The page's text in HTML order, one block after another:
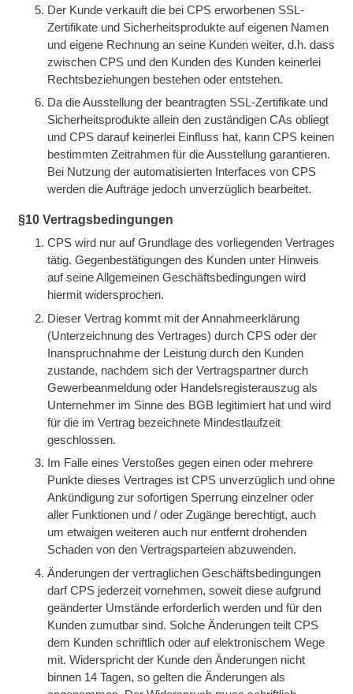
Der Kunde verkauft die bei CPS erworbenen SSL-
Zertifikate und Sicherheitsprodukte auf eigenen Namen
und eigene Rechnung an seine Kunden weiter, d.h. dass
zwischen CPS und den Kunden des Kunden keinerlei
Rechtsbeziehungen bestehen oder entstehen.
Da die Ausstellung der beantragten SSL-Zertifikate und
Sicherheitsprodukte allein den zuständigen CAs obliegt
und CPS darauf keinerlei Einfluss hat, kann CPS keinen
bestimmten Zeitrahmen für die Ausstellung garantieren.
Bei Nutzung der automatisierten Interfaces von CPS
werden die Aufträge jedoch unverzüglich bearbeitet.
§10 Vertragsbedingungen
CPS wird nur auf Grundlage des vorliegenden Vertrages
tätig. Gegenbestätigungen des Kunden unter Hinweis
auf seine Allgemeinen Geschäftsbedingungen wird
hiermit widersprochen.
Dieser Vertrag kommt mit der Annahmeerklärung
(Unterzeichnung des Vertrages) durch CPS oder der
Inanspruchnahme der Leistung durch den Kunden
zustande, nachdem sich der Vertragspartner durch
Gewerbeanmeldung oder Handelsregisterauszug als
Unternehmer im Sinne des BGB legitimiert hat und wird
für die im Vertrag bezeichnete Mindestlaufzeit
geschlossen.
Im Falle eines Verstoßes gegen einen oder mehrere
Punkte dieses Vertrages ist CPS unverzüglich und ohne
Ankündigung zur sofortigen Sperrung einzelner oder
aller Funktionen und / oder Zugänge berechtigt, auch
um etwaigen weiteren auch nur entfernt drohenden
Schaden von den Vertragsparteien abzuwenden.
Änderungen der vertraglichen Geschäftsbedingungen
darf CPS jederzeit vornehmen, soweit diese aufgrund
geänderter Umstände erforderlich werden und für den
Kunden zumutbar sind. Solche Änderungen teilt CPS
dem Kunden schriftlich oder auf elektronischem Wege
mit. Widerspricht der Kunde den Änderungen nicht
binnen 14 Tagen, so gelten die Änderungen als